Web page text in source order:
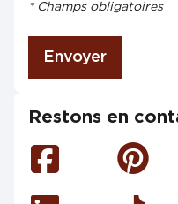
* Champs obligatoires
Envoyer
Restons en
Facebook Pinterest